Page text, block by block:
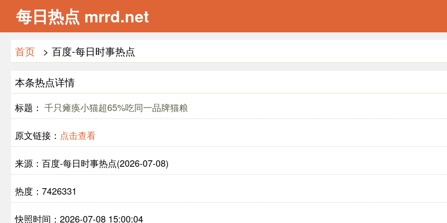
每日热点 mrrd.net
首页 > 百度-每日时事热点
本条热点详情
标题： 千只瘫痪小猫超65%吃同一品牌猫粮
原文链接： 点击查看
来源：百度-每日时事热点(2026-07-08)
热度：7426331
快照时间：2026-07-08 15:00:04